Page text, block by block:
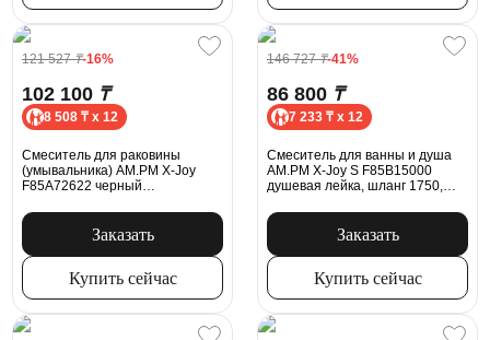
121 527₸-16%
102 100 ₸
8 508 ₸ x 12
Смеситель для раковины
(умывальника) AM.PM X-Joy
F85A72622 черный
Заказать
Купить сейчас
146 727₸-41%
86 800 ₸
7 233 ₸ x 12
Смеситель для ванны и душа
AM.PM X-Joy S F85B15000
душевая лейка, шланг 1750,
Заказать
Купить сейчас